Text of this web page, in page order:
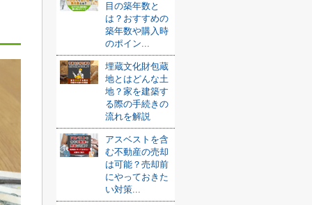
目の築年数と
は？おすすめの
築年数や購入時
のポイン...
埋蔵文化財包蔵
地とはどんな土
地？家を建築す
る際の手続きの
流れを解説
アスベストを含
む不動産の売却
は可能？売却前
にやっておきた
い対策...